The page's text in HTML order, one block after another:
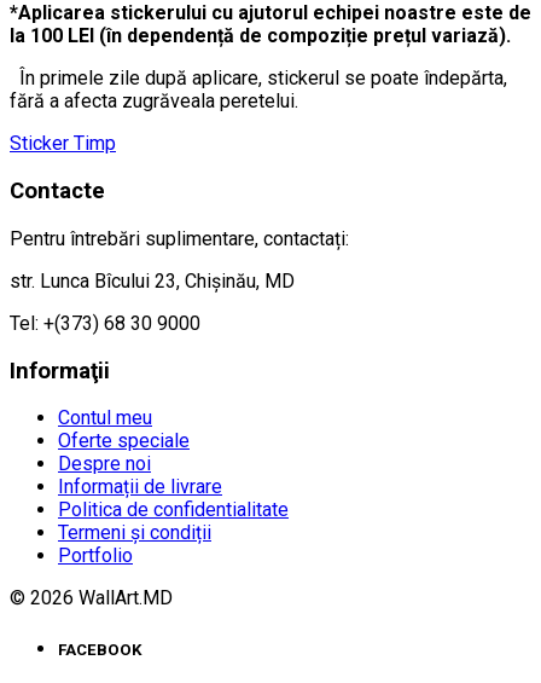
*Aplicarea stickerului cu ajutorul echipei noastre este de
la 100 LEI (în dependență de compoziție prețul variază).
În primele zile după aplicare, stickerul se poate îndepărta,
fără a afecta zugrăveala peretelui.
Sticker Timp
Contacte
Pentru întrebări suplimentare, contactați:
str. Lunca Bîcului 23, Chișinău, MD
Tel: +(373) 68 30 9000
Informaţii
Contul meu
Oferte speciale
Despre noi
Informații de livrare
Politica de confidentialitate
Termeni și condiții
Portfolio
© 2026 WallArt.MD
FACEBOOK